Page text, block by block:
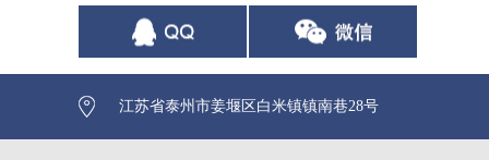
江苏省泰州市姜堰区白米镇镇南巷28号